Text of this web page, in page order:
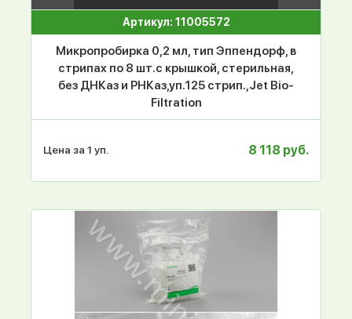
Артикул: 11005572
Микропробирка 0,2 мл, тип Эппендорф, в
стрипах по 8 шт.с крышкой, стерильная,
без ДНКаз и РНКаз,уп.125 стрип.,Jet Bio-
Filtration
Цена за 1 уп. 8 118 руб.